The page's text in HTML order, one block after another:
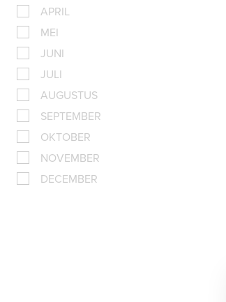
APRIL
MEI
JUNI
JULI
AUGUSTUS
SEPTEMBER
OKTOBER
NOVEMBER
DECEMBER